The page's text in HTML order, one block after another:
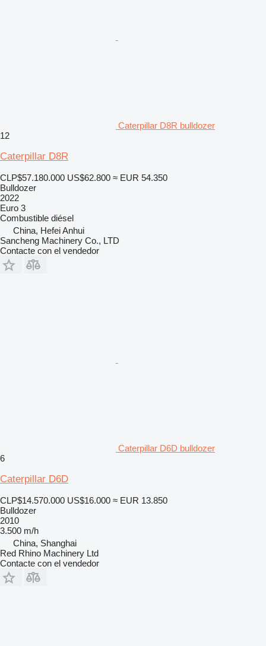
Caterpillar D8R bulldozer
12
Caterpillar D8R
CLP$57.180.000 US$62.800 ≈ EUR 54.350
Bulldozer
2022
Euro 3
Combustible diésel
China, Hefei Anhui
Sancheng Machinery Co., LTD
Contacte con el vendedor
Caterpillar D6D bulldozer
6
Caterpillar D6D
CLP$14.570.000 US$16.000 ≈ EUR 13.850
Bulldozer
2010
3.500 m/h
China, Shanghai
Red Rhino Machinery Ltd
Contacte con el vendedor